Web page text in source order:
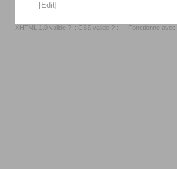
[Edit]
XHTML 1.0 valide ? :: CSS valide ? :: -- Fonctionne avec